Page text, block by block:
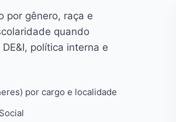
por gênero, raça e
quando
política interna e
por cargo e localidade